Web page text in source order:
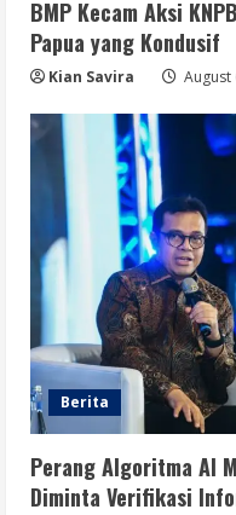
BMP Kecam Aksi
Papua yang Kondusif
Kian Savira August
Berita
Perang Algoritma AI
Diminta Verifikasi